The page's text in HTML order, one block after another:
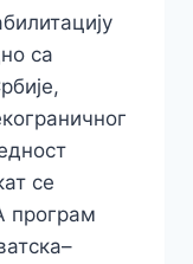
са
се
програм